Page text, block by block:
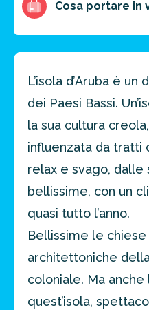
Cosa portare in
L’isola d’Aruba è
dei Paesi Bassi.
la sua cultura
influenzata da tratti
relax e svago, dalle
bellissime, con un
quasi tutto l’anno.
Bellissime le
architettoniche
coloniale. Ma anche
quest’isola,